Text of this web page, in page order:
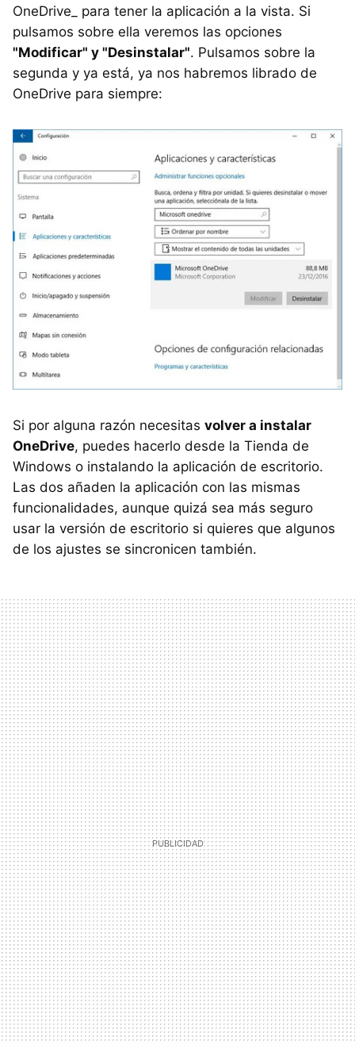
OneDrive_ para tener la aplicación a la vista. Si
pulsamos sobre ella veremos las opciones
"Modificar" y "Desinstalar". Pulsamos sobre la
segunda y ya está, ya nos habremos librado de
OneDrive para siempre:
Si por alguna razón necesitas volver a instalar
OneDrive, puedes hacerlo desde la Tienda de
Windows o instalando la aplicación de escritorio.
Las dos añaden la aplicación con las mismas
funcionalidades, aunque quizá sea más seguro
usar la versión de escritorio si quieres que algunos
de los ajustes se sincronicen también.